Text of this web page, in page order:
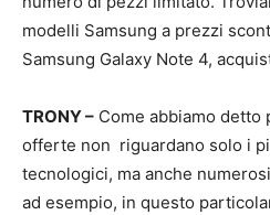
modelli Samsung a prezzi
Samsung Galaxy Note 4,
TRONY – Come abbiamo
offerte non riguardano solo i
tecnologici, ma anche
ad esempio, in questo